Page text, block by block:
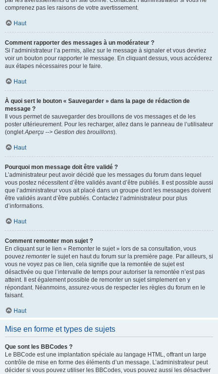
comprenez pas les raisons de votre avertissement.
Haut
Comment rapporter des messages à un modérateur ?
Si l’administrateur l’a permis, allez sur le message à signaler et vous devriez
voir un bouton pour rapporter le message. En cliquant dessus, vous accéderez
aux étapes nécessaires pour le faire.
Haut
À quoi sert le bouton « Sauvegarder » dans la page de rédaction de
message ?
Il vous permet de sauvegarder des brouillons de vos messages et de les
poster ultérieurement. Pour les recharger, allez dans le panneau de l’utilisateur
(ongletAperçu --> Gestion des brouillons).
Haut
Pourquoi mon message doit être validé ?
L’administrateur peut avoir décidé que les messages du forum dans lequel
vous postez nécessitent d’être validés avant d’être publiés. Il est possible aussi
que l’administrateur vous ait placé dans un groupe dont les messages doivent
être validés avant d’être publiés. Contactez l’administrateur pour plus
d’informations.
Haut
Comment remonter mon sujet ?
En cliquant sur le lien « Remonter le sujet » lors de sa consultation, vous
pouvez remonterle sujet en haut du forum sur la première page. Par ailleurs, si
vous ne voyez pas ce lien, cela signifie que la remontée de sujet est
désactivée ou que l’intervalle de temps pour autoriser la remontée n’est pas
atteint. Il est également possible de remonter un sujet simplement en y
répondant. Néanmoins, assurez-vous de respecter les règles du forum en le
faisant.
Haut
Mise en forme et types de sujets
Que sont les BBCodes ?
Le BBCode est une implantation spéciale au langage HTML, offrant un large
contrôle de mise en forme des éléments d’un message. L’administrateur peut
décider si vous pouvez utiliser les BBCodes, vous pouvez aussi les désactiver